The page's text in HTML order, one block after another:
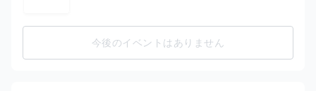
今後のイベントはありません